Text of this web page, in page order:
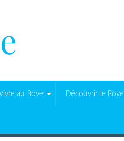
au Rove Découvrir le Rove